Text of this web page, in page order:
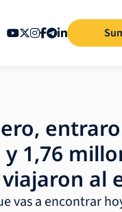
1,76
al
vas a encontrar